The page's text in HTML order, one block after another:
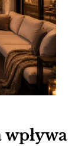
wpływa